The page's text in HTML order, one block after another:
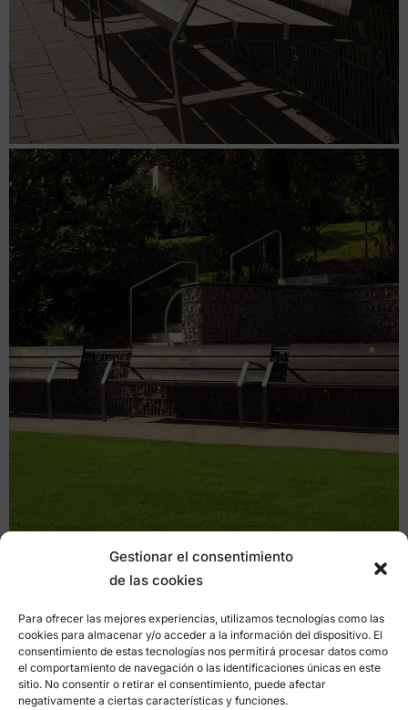
Gestionar el consentimiento
de las cookies
Para ofrecer las mejores experiencias, utilizamos tecnologías como las
cookies para almacenar y/o acceder a la información del dispositivo. El
consentimiento de estas tecnologías nos permitirá procesar datos como
el comportamiento de navegación o las identificaciones únicas en este
sitio. No consentir o retirar el consentimiento, puede afectar
negativamente a ciertas características y funciones.